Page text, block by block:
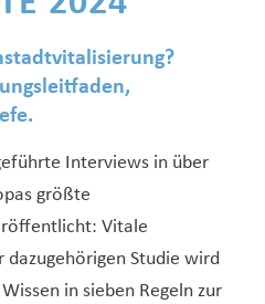
Interviews in über
größte
Vitale
Studie wird
in sieben Regeln zur